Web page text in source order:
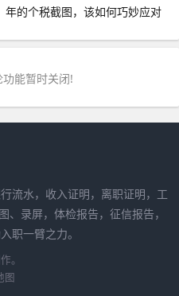
年的个税截图，该如何巧妙应对
能暂时关闭!
流水，收入证明，离职证明，工
、录屏，体检报告，征信报告，
职一臂之力。
。
图